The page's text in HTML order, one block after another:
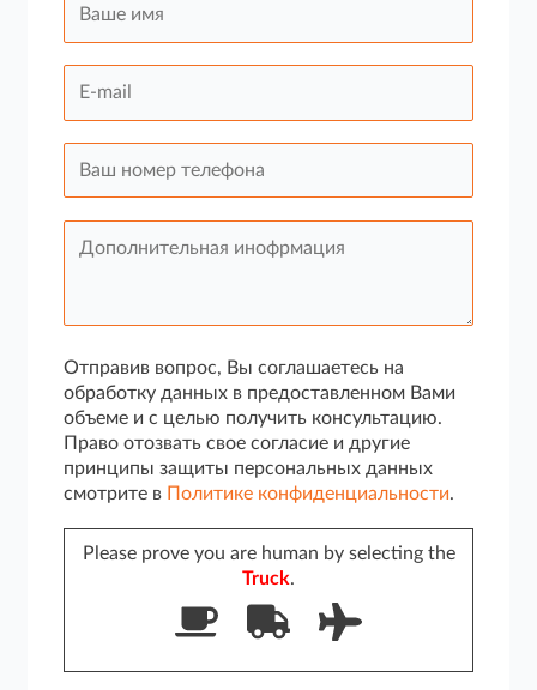
Отправив вопрос, Вы соглашаетесь на
обработку данных в предоставленном Вами
объеме и с целью получить консультацию.
Право отозвать свое согласие и другие
принципы защиты персональных данных
смотрите в
Политике конфиденциальности.
Please prove you are human by selecting the
Truck.